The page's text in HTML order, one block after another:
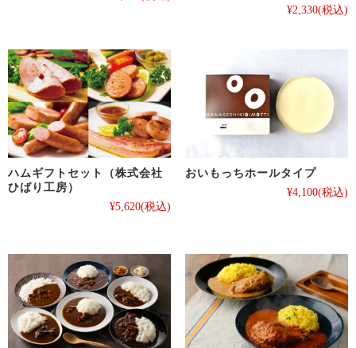
¥2,330(税込)
ハムギフトセット（株式会社
ひばり工房）
¥5,620(税込)
おいもっちホールタイプ
¥4,100(税込)